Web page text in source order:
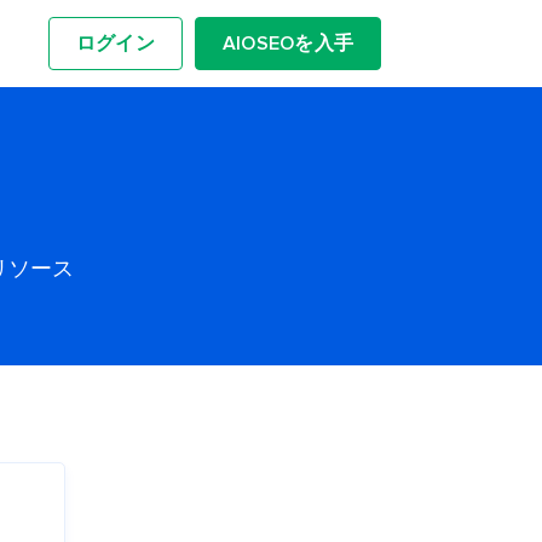
ログイン AIOSEOを入手
ソース